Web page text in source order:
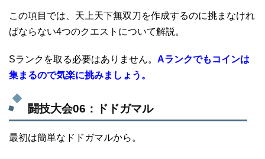
この項目では、天上天下無双刀を作成するのに挑まなけれ
ばならない4つのクエストについて解説。
Sランクを取る必要はありません。 Aランクでもコインは
集まるので気楽に挑みましょう。
闘技大会06：ドドガマル
最初は簡単なドドガマルから。